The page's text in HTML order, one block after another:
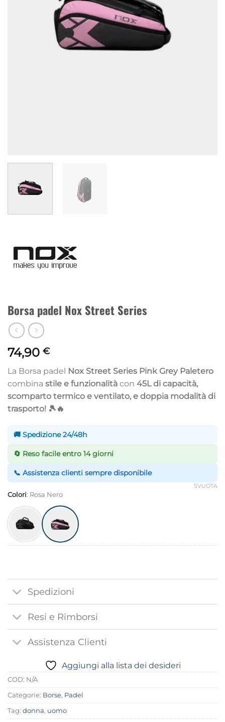
Borsa padel Nox Street Series
74,90 €
La Borsa padel Nox Street Series Pink Grey Paletero
combina stile e funzionalità con 45L di capacità,
scomparto termico e ventilato, e doppia modalità di
trasporto! 🎾🔥
🚚 Spedizione 24/48h
🔄 Reso facile entro 14 giorni
📞 Assistenza clienti sempre disponibile
Colori: Rosa Nero
SVUOTA
Spedizioni
Resi e Rimborsi
Assistenza Clienti
Aggiungi alla lista dei desideri
COD: N/A
Categorie: Borse, Padel
Tag: donna, uomo